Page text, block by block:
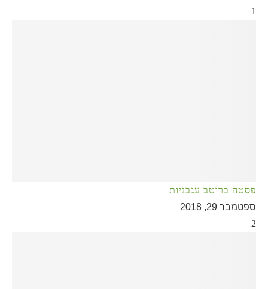
1
פסטה ברוטב עגבניות
ספטמבר 29, 2018
2